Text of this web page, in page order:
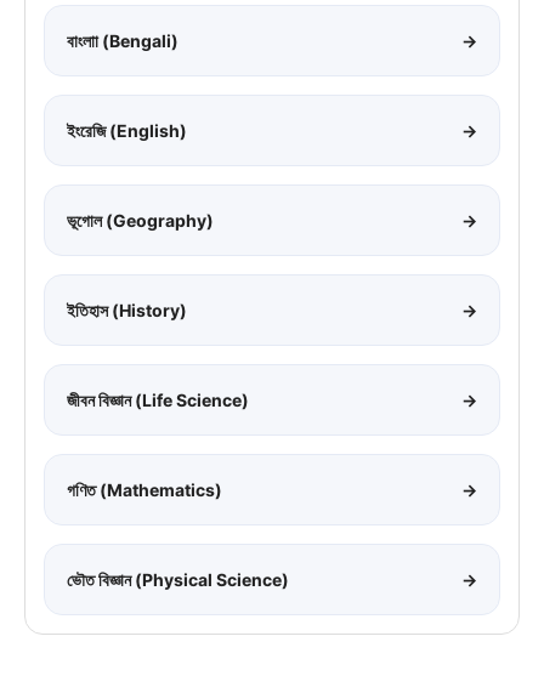
বাংলাা (Bengali) →
ইংরেজি (English) →
ভূগোল (Geography) →
ইতিহাস (History) →
জীবন বিজ্ঞান (Life Science) →
গণিত (Mathematics) →
ভৌত বিজ্ঞান (Physical Science) →